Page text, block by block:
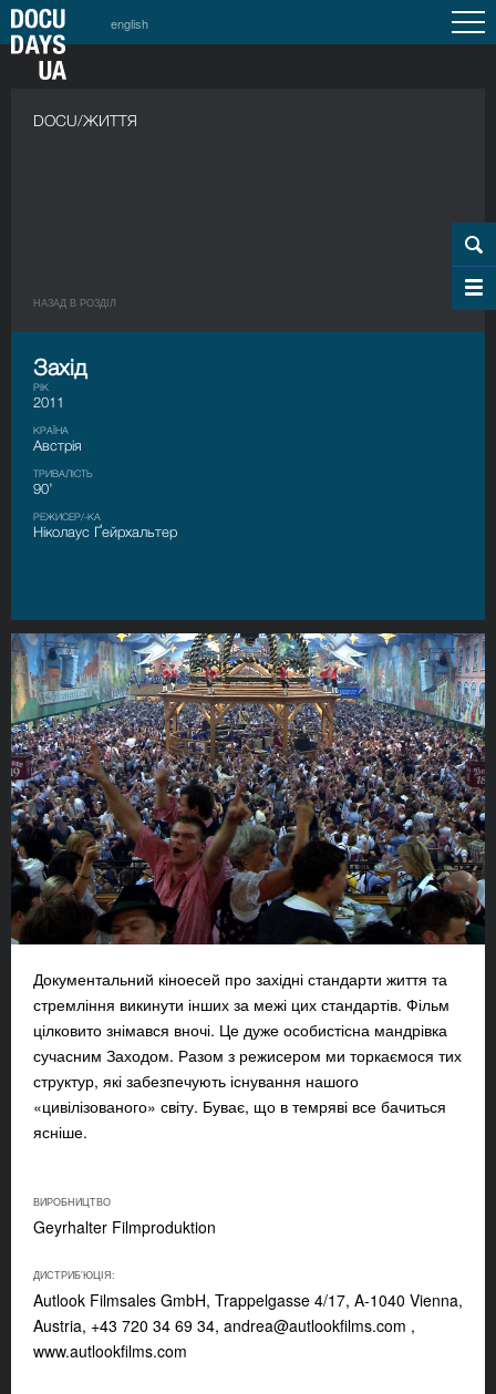
english
DOCU/ЖИТТЯ
НАЗАД В РОЗДIЛ
Захід
РІК
2011
КРАЇНА
Австрія
ТРИВАЛІСТЬ
90’
РЕЖИСЕР/-КА
Ніколаус Ґейрхальтер
Документальний кіноесей про західні стандарти життя та
стремління викинути інших за межі цих стандартів. Фільм
цілковито знімався вночі. Це дуже особистісна мандрівка
сучасним Заходом. Разом з режисером ми торкаємося тих
структур, які забезпечують існування нашого
«цивілізованого» світу. Буває, що в темряві все бачиться
ясніше.
ВИРОБНИЦТВО
Geyrhalter Filmproduktion
ДИСТРИБ'ЮЦІЯ:
Autlook Filmsales GmbH, Trappelgasse 4/17, A-1040 Vienna,
Austria, +43 720 34 69 34, andrea@autlookfilms.com ,
www.autlookfilms.com